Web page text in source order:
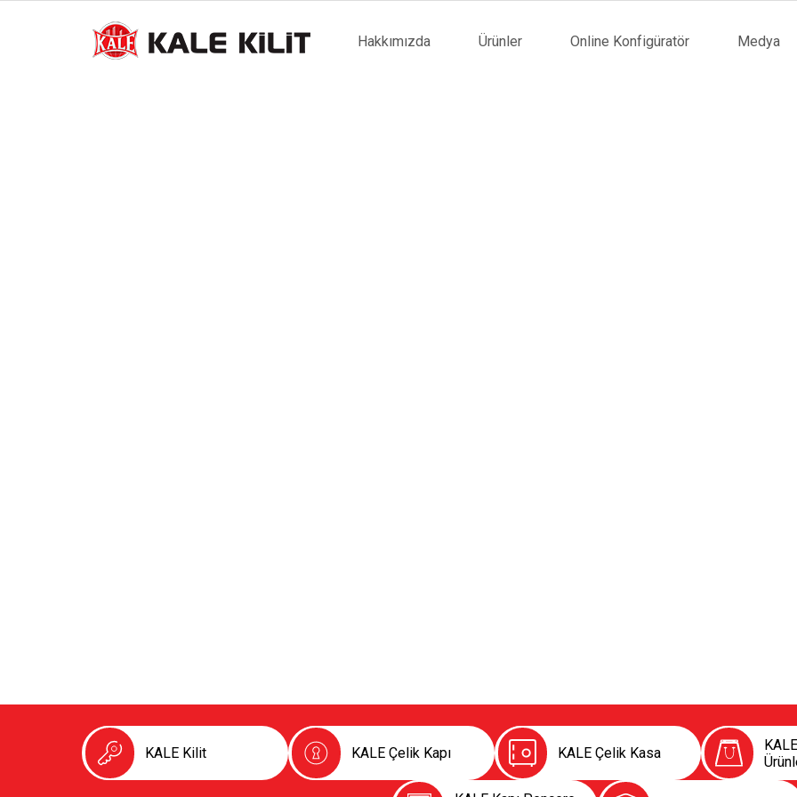
Main
Hakkımızda Ürünler Online Konfigüratör Medya
KALE Kilit KALE Çelik Kapı KALE Çelik Kasa